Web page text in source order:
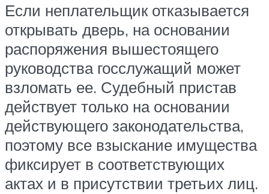
Если неплательщик отказывается
открывать дверь, на основании
распоряжения вышестоящего
руководства госслужащий может
взломать ее. Судебный пристав
действует только на основании
действующего законодательства,
поэтому все взыскание имущества
фиксирует в соответствующих
актах и в присутствии третьих лиц.